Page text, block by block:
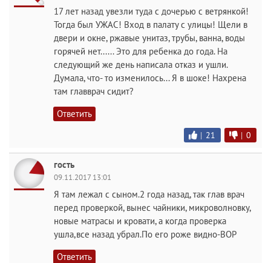
17 лет назад увезли туда с дочерью с ветрянкой!
Тогда был УЖАС! Вход в палату с улицы! Щели в
двери и окне, ржавые унитаз, трубы, ванна, воды
горячей нет...... Это для ребенка до года. На
следующий же день написала отказ и ушли.
Думала, что- то изменилось... Я в шоке! Нахрена
там главврач сидит?
Ответить
| 21 | 0
гость
09.11.2017 13:01
Я там лежал с сыном.2 года назад, так глав врач
перед проверкой, вынес чайники, микроволновку,
новые матрасы и кровати, а когда проверка
ушла,все назад убрал.По его роже видно-ВОР
Ответить